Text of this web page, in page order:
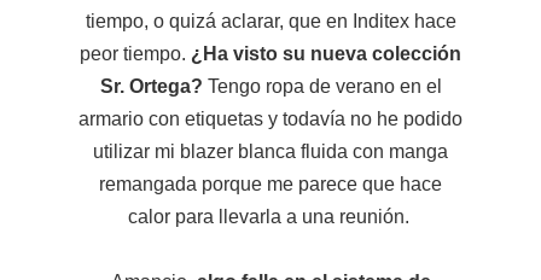
tiempo, o quizá aclarar, que en Inditex hace
peor tiempo. ¿Ha visto su nueva colección
Sr. Ortega? Tengo ropa de verano en el
armario con etiquetas y todavía no he podido
utilizar mi blazer blanca fluida con manga
remangada porque me parece que hace
calor para llevarla a una reunión.